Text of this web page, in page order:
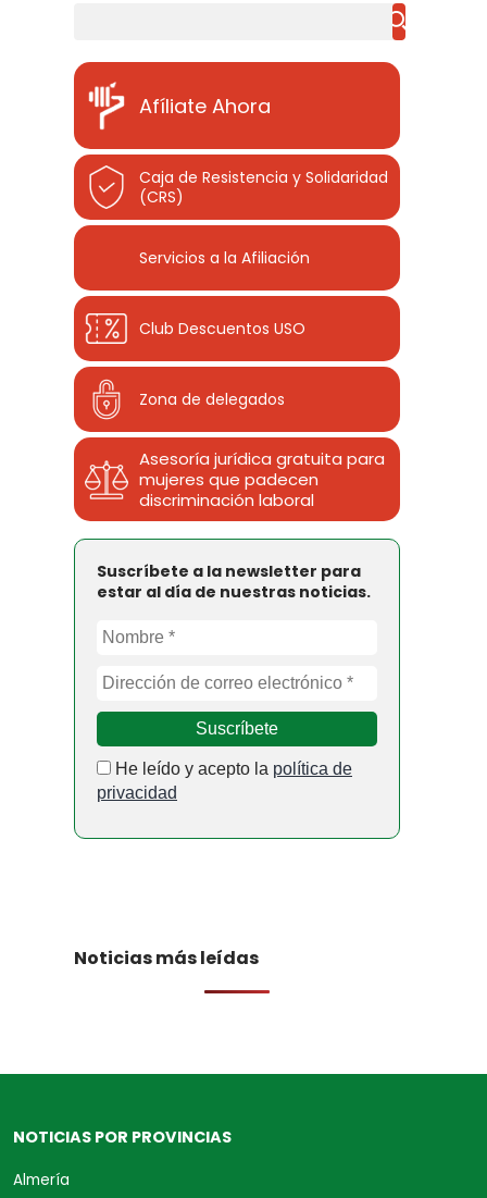
Afíliate Ahora
Caja de Resistencia y Solidaridad
(CRS)
Servicios a la Afiliación
Club Descuentos USO
Zona de delegados
Asesoría jurídica gratuita para
mujeres que padecen
discriminación laboral
Suscríbete a la newsletter para
estar al día de nuestras noticias.
He leído y acepto la política de
privacidad
Noticias más leídas
NOTICIAS POR PROVINCIAS
Almería